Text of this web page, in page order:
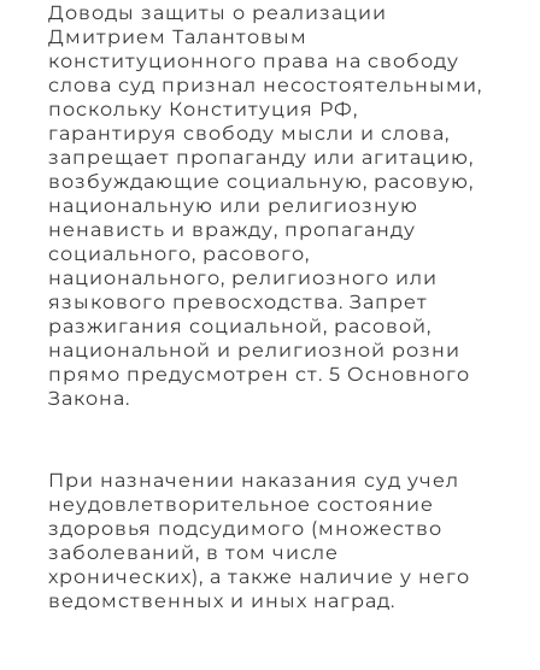
Доводы защиты о реализации
Дмитрием Талантовым
конституционного права на свободу
слова суд признал несостоятельными,
поскольку Конституция РФ,
гарантируя свободу мысли и слова,
запрещает пропаганду или агитацию,
возбуждающие социальную, расовую,
национальную или религиозную
ненависть и вражду, пропаганду
социального, расового,
национального, религиозного или
языкового превосходства. Запрет
разжигания социальной, расовой,
национальной и религиозной розни
прямо предусмотрен ст. 5 Основного
Закона.
При назначении наказания суд учел
неудовлетворительное состояние
здоровья подсудимого (множество
заболеваний, в том числе
хронических), а также наличие у него
ведомственных и иных наград.